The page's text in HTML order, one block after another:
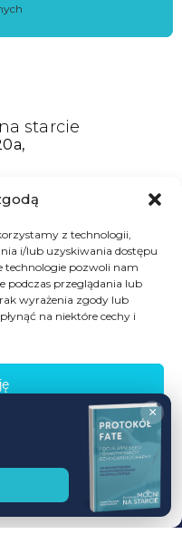
z technologii,
i/lub uzyskiwania dostępu
technologie pozwoli nam
podczas przeglądania lub
wyrażenia zgody lub
na niektóre cechy i
starcie
promocji
Dont
Wesprzyj
fundację
×